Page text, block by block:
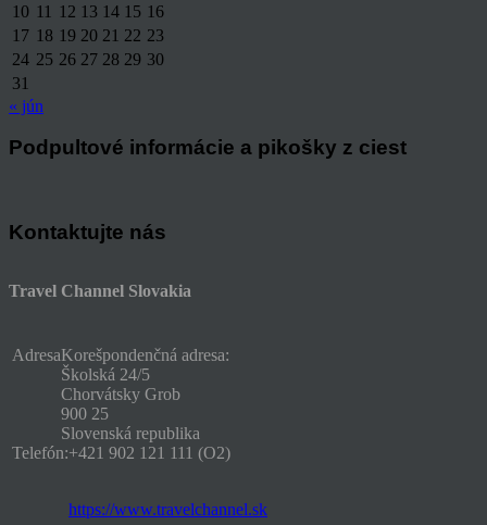
10 11 12 13 14 15 16
17 18 19 20 21 22 23
24 25 26 27 28 29 30
31
« jún
Podpultové informácie a pikošky z ciest
Kontaktujte nás
Travel Channel Slovakia
AdresaKorešpondenčná adresa:
Školská 24/5
Chorvátsky Grob
900 25
Slovenská republika
Telefón:+421 902 121 111 (O2)
https://www.travelchannel.sk